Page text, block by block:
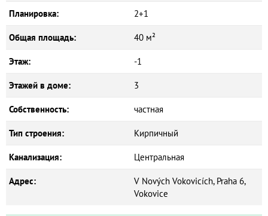
Планировка: 2+1
Общая площадь: 40 м²
Этаж: -1
Этажей в доме: 3
Собственность: частная
Тип строения: Кирпичный
Канализация: Центральная
Адрес:
V Nových Vokovicích, Praha 6,
Vokovice